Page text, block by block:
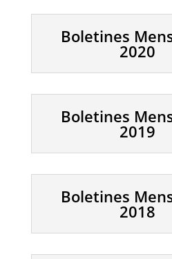
Boletines
2020
Boletines
2019
Boletines
2018